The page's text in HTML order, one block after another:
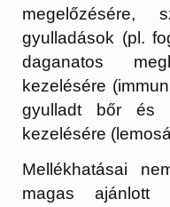
megelőzésére,
gyulladások (pl.
daganatos
kezelésére
gyulladt bőr és
kezelésére
Mellékhatásai
magas ajánlott